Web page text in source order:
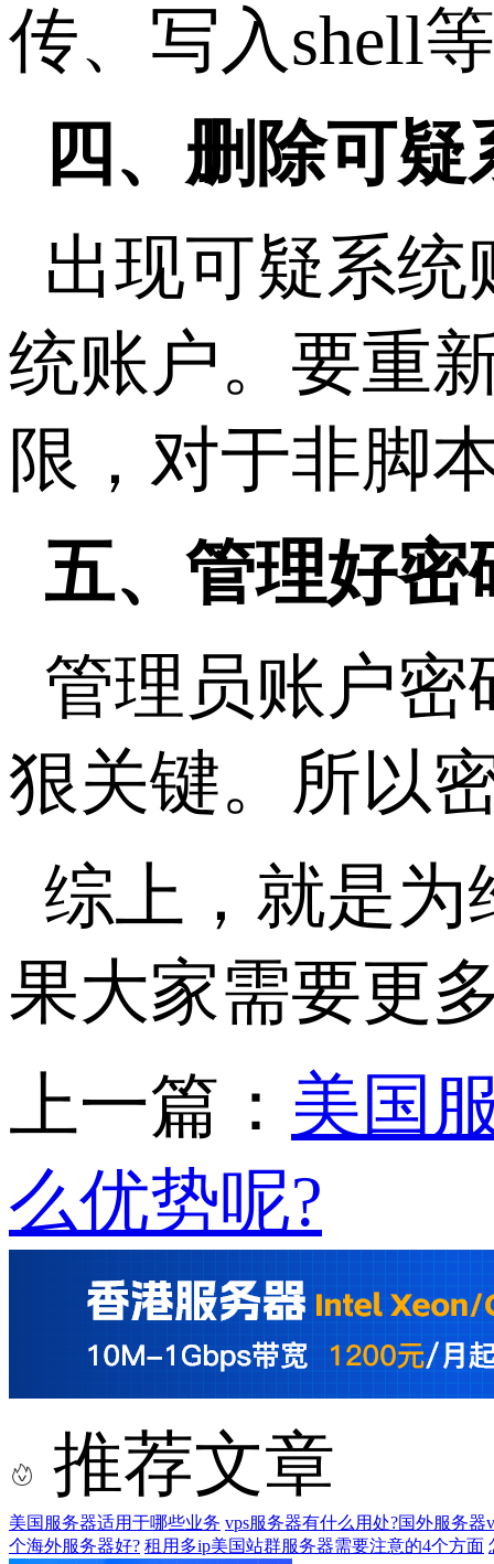
传、写入shell
四、删除可
出现可疑系
统账户。要重
限，对于非脚
五、管理好密
管理员账户密
狠关键。所以
综上，就是为
果大家需要更
上一篇： 美国
么优势呢?
推荐文章
美国服务器适用于哪些业务 vps服务器有什么用处?国外服务器
个海外服务器好? 租用多ip美国站群服务器需要注意的4个方面